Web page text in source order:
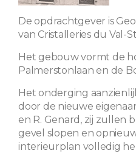
De opdrachtgever is
van Cristalleries du Val-
Het gebouw vormt de
Palmerstonlaan en de
Het onderging
door de nieuwe
en R. Genard, zij zullen
gevel slopen en
interieurplan volledig